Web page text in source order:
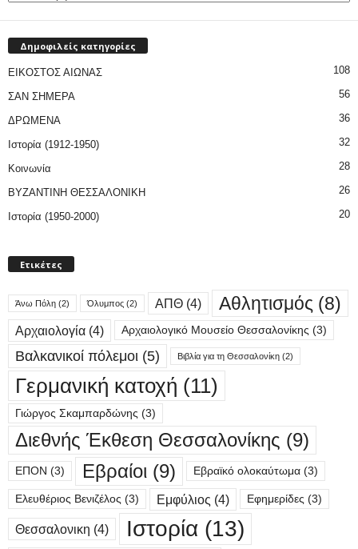
Δημοφιλείς κατηγορίες
ΕΙΚΟΣΤΟΣ ΑΙΩΝΑΣ 108
ΣΑΝ ΣΗΜΕΡΑ 56
ΔΡΩΜΕΝΑ 36
Ιστορία (1912-1950) 32
Κοινωνία 28
ΒΥΖΑΝΤΙΝΗ ΘΕΣΣΑΛΟΝΙΚΗ 26
Ιστορία (1950-2000) 20
Ετικέτες
Άνω Πόλη (2) Όλυμπος (2) ΑΠΘ (4) Αθλητισμός (8)
Αρχαιολογία (4) Αρχαιολογικό Μουσείο Θεσσαλονίκης (3)
Βαλκανικοί πόλεμοι (5) Βιβλία για τη Θεσσαλονίκη (2)
Γερμανική κατοχή (11)
Γιώργος Σκαμπαρδώνης (3)
Διεθνής Έκθεση Θεσσαλονίκης (9)
ΕΠΟΝ (3) Εβραίοι (9) Εβραϊκό ολοκαύτωμα (3)
Ελευθέριος Βενιζέλος (3) Εμφύλιος (4) Εφημερίδες (3)
Θεσσαλονικη (4) Ιστορία (13)